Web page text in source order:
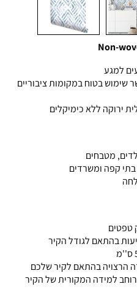
למגע
בטוח במקומות ציבוריים
ירוקה ללא כימיקלים
מטבחים
בתי קפה ומשרדים
טפטים
בהתאם לגודל הקיר
הרצויה בהתאם לקיר שלכם